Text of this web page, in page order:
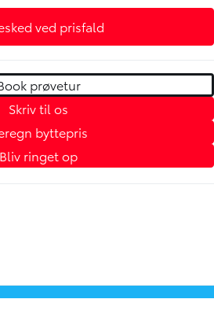
ved prisfald
prøvetur
Skriv til os
byttepris
Bliv ringet op